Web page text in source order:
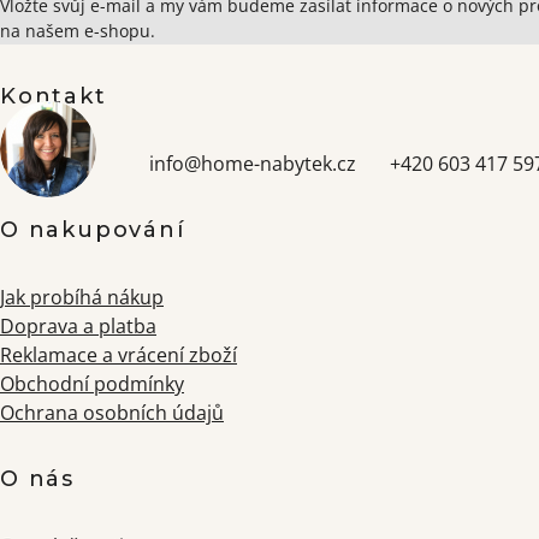
Zápatí
Vložte svůj e-mail a my vám budeme zasílat informace o nových
na našem e-shopu.
Kontakt
info@home-nabytek.cz +420 603 417
O nakupování
Jak probíhá nákup
Doprava a platba
Reklamace a vrácení zboží
Obchodní podmínky
Ochrana osobních údajů
O nás